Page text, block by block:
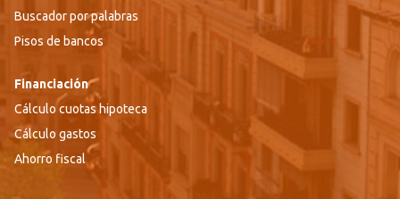
Buscador por palabras
Pisos de bancos
Financiación
Cálculo cuotas hipoteca
Cálculo gastos
Ahorro fiscal